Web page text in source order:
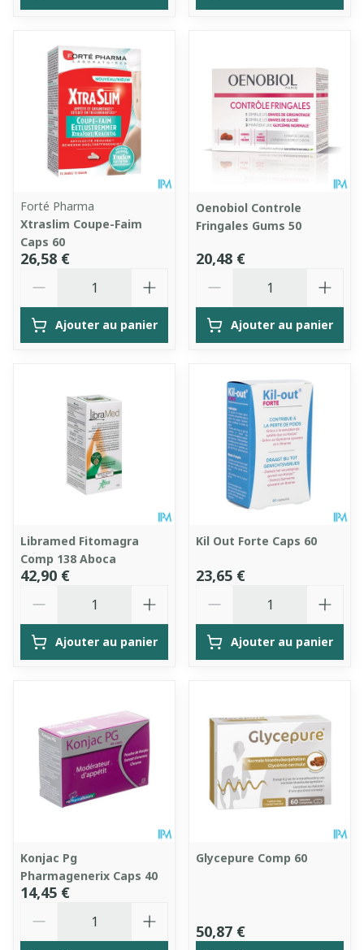
Forté Pharma
Xtraslim Coupe-Faim
Caps 60
26,58 €
Ajouter au panier
Oenobiol Controle
Fringales Gums 50
20,48 €
Ajouter au panier
Libramed Fitomagra
Comp 138 Aboca
42,90 €
Ajouter au panier
Kil Out Forte Caps 60
23,65 €
Ajouter au panier
Konjac Pg
Pharmagenerix Caps 40
14,45 €
Glycepure Comp 60
50,87 €